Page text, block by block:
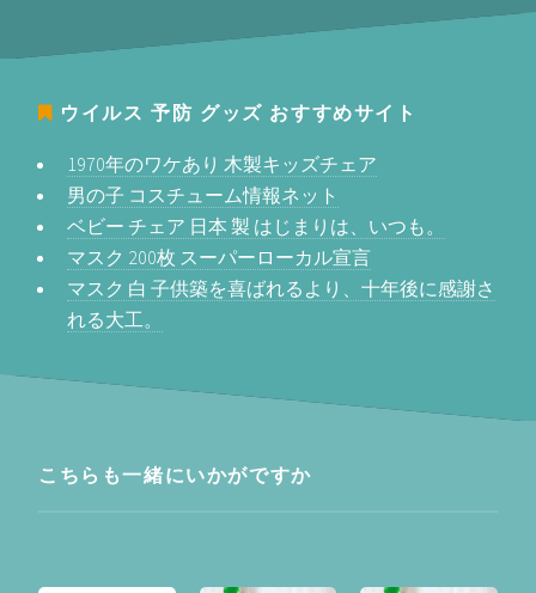
ウイルス 予防 グッズ おすすめサイト
1970年のワケあり 木製キッズチェア
男の子 コスチューム情報ネット
ベビー チェア 日本 製 はじまりは、いつも。
マスク 200枚 スーパーローカル宣言
マスク 白 子供築を喜ばれるより、十年後に感謝さ
れる大工。
こちらも一緒にいかがですか